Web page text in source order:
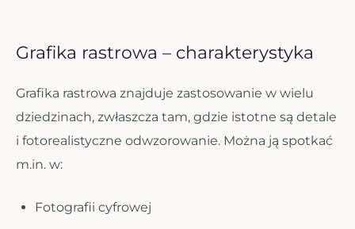
Grafika rastrowa – charakterystyka
Grafika rastrowa znajduje zastosowanie w wielu
dziedzinach, zwłaszcza tam, gdzie istotne są detale
i fotorealistyczne odwzorowanie. Można ją spotkać
m.in. w:
Fotografii cyfrowej